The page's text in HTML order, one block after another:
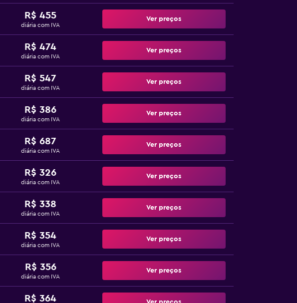
R$ 455
diária com IVA
Ver preços
R$ 474
diária com IVA
Ver preços
R$ 547
diária com IVA
Ver preços
R$ 386
diária com IVA
Ver preços
R$ 687
diária com IVA
Ver preços
R$ 326
diária com IVA
Ver preços
R$ 338
diária com IVA
Ver preços
R$ 354
diária com IVA
Ver preços
R$ 356
diária com IVA
Ver preços
R$ 364